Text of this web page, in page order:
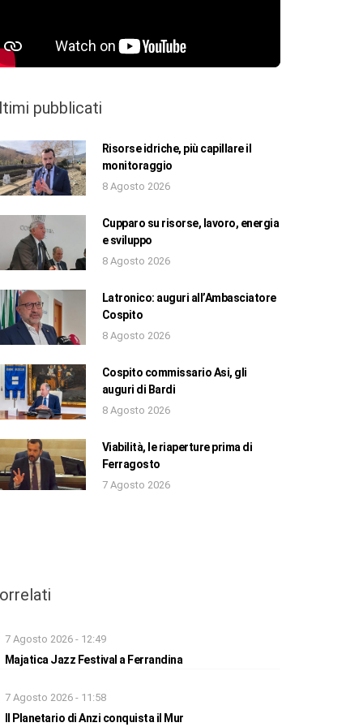
pubblicati
Risorse idriche, più capillare il
monitoraggio
8 Agosto 2026
Cupparo su risorse, lavoro, energia
e sviluppo
8 Agosto 2026
Latronico: auguri all’Ambasciatore
Cospito
8 Agosto 2026
Cospito commissario Asi, gli
auguri di Bardi
8 Agosto 2026
Viabilità, le riaperture prima di
Ferragosto
7 Agosto 2026
7 Agosto 2026 - 12:49
Majatica Jazz Festival a Ferrandina
7 Agosto 2026 - 11:58
Il Planetario di Anzi conquista il Mur